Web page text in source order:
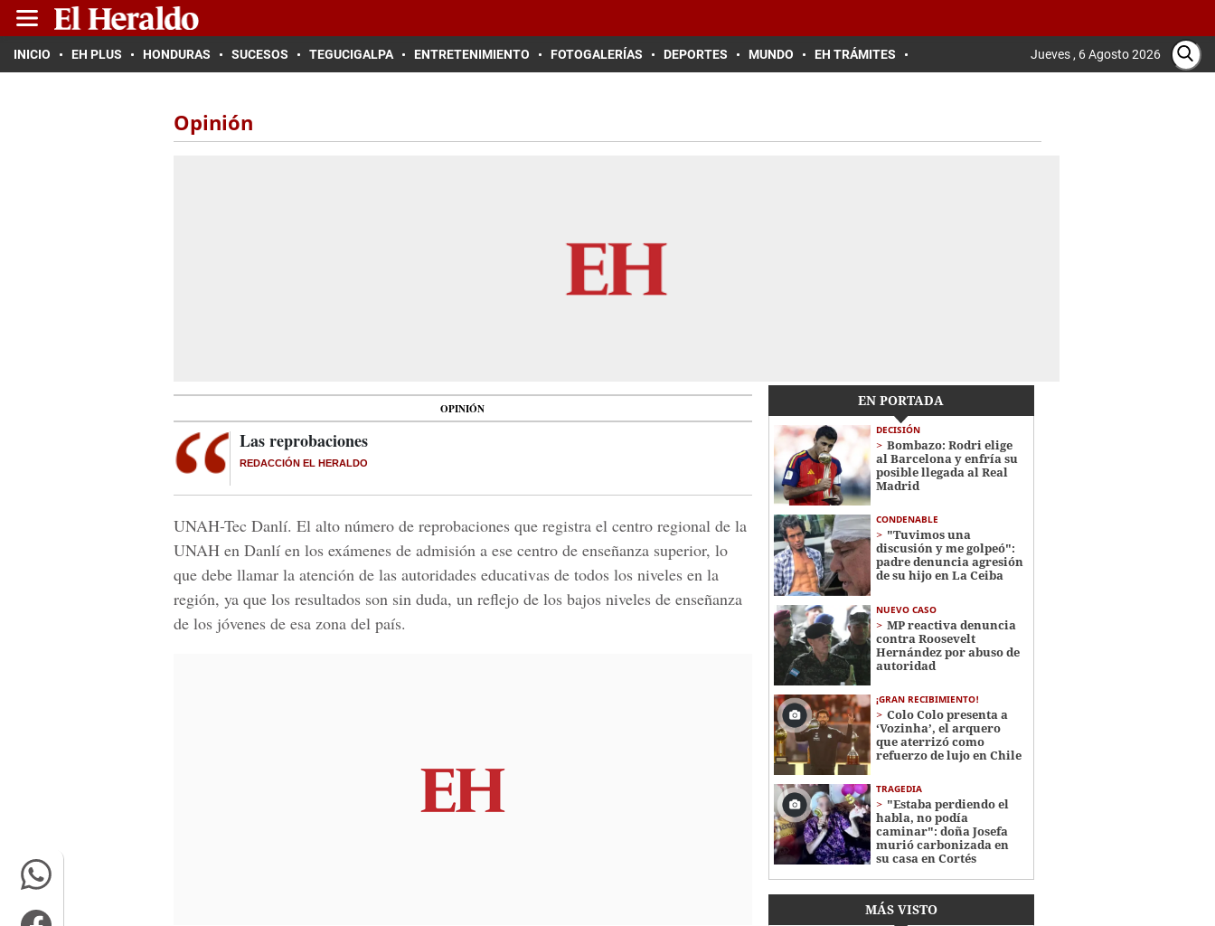
INICIO EH PLUS HONDURAS SUCESOS TEGUCIGALPA ENTRETENIMIENTO FOTOGALERÍAS DEPORTES MUNDO EH TRÁMITES Jueves , 6 Agosto 2026
Opinión
OPINIÓN
Las reprobaciones
REDACCIÓN EL HERALDO
UNAH-Tec Danlí. El alto número de reprobaciones que registra el centro regional de la
UNAH en Danlí en los exámenes de admisión a ese centro de enseñanza superior, lo
que debe llamar la atención de las autoridades educativas de todos los niveles en la
región, ya que los resultados son sin duda, un reflejo de los bajos niveles de enseñanza
de los jóvenes de esa zona del país.
EN PORTADA
DECISIÓN
Bombazo: Rodri elige
al Barcelona y enfría su
posible llegada al Real
Madrid
CONDENABLE
"Tuvimos una
discusión y me golpeó":
padre denuncia agresión
de su hijo en La Ceiba
NUEVO CASO
MP reactiva denuncia
contra Roosevelt
Hernández por abuso de
autoridad
¡GRAN RECIBIMIENTO!
Colo Colo presenta a
‘Vozinha’, el arquero
que aterrizó como
refuerzo de lujo en Chile
TRAGEDIA
"Estaba perdiendo el
habla, no podía
caminar": doña Josefa
murió carbonizada en
su casa en Cortés
MÁS VISTO